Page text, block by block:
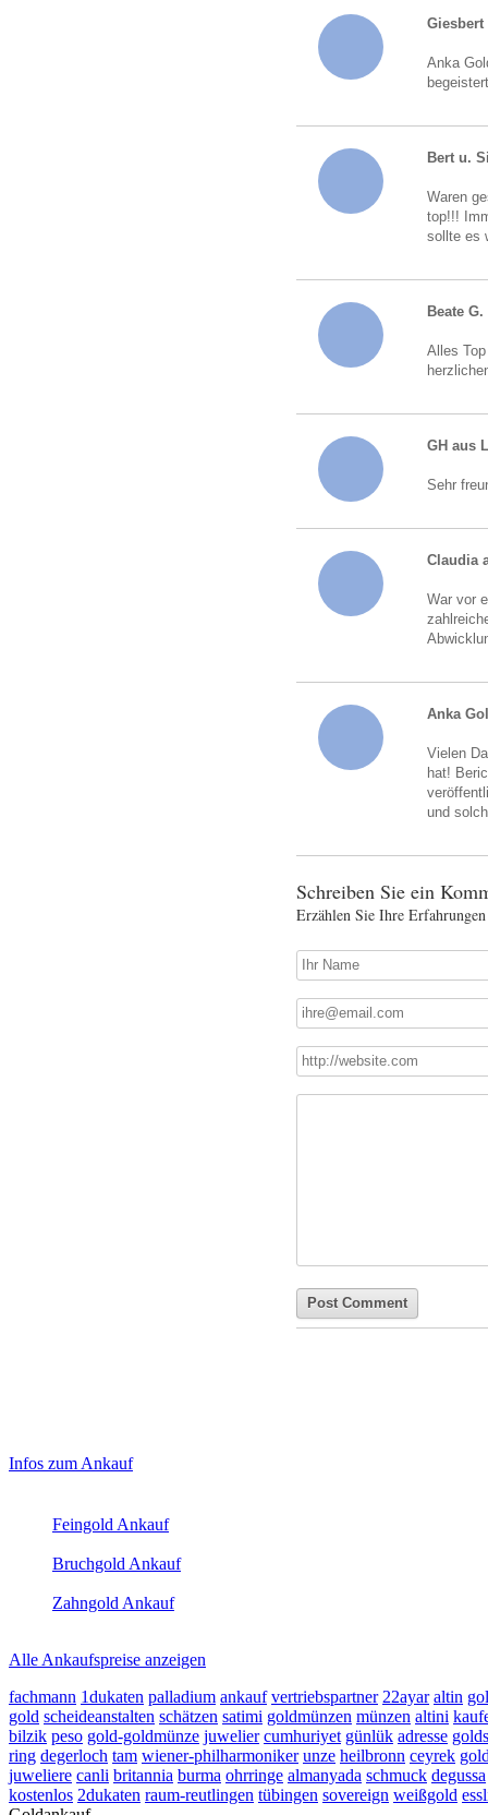
Giesbert
Anka
Bert u.
Waren
top!!!
sollte es
Beate G.
Alles
GH aus
Sehr
Claudia
War vor
Anka
Vielen
hat!
und
Schreiben Sie ein
Erzählen Sie Ihre
Sidebar
Infos zum Ankauf
Feingold Ankauf
Bruchgold Ankauf
Zahngold Ankauf
Alle Ankaufspreise anzeigen
fachmann 1dukaten palladium ankauf vertriebspartner 22ayar altin
gold scheideanstalten schätzen satimi goldmünzen münzen altini
bilzik peso gold-goldmünze juwelier cumhuriyet günlük adresse
ring degerloch tam wiener-philharmoniker unze heilbronn ceyrek
juweliere canli britannia burma ohrringe almanyada schmuck degussa
kostenlos 2dukaten raum-reutlingen tübingen sovereign weißgold